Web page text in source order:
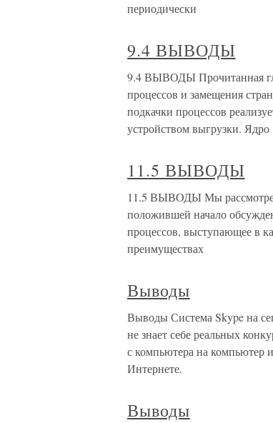
периодически
9.4 ВЫВОДЫ
9.4 ВЫВОДЫ Прочитанная
процессов и замещения
подкачки процессов
устройством выгрузки. Ядро
11.5 ВЫВОДЫ
11.5 ВЫВОДЫ Мы
положившей начало
процессов, выступающее в
преимуществах
Выводы
Выводы Система Skype на
не знает себе реальных
с компьютера на компьютер
Интернете.
Выводы